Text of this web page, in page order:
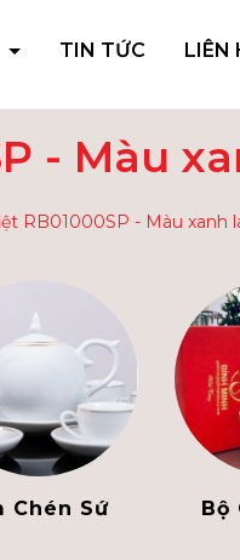
TIN TỨC LIÊN
- Màu
RB01000SP - Màu xanh
Chén Sứ
Bộ